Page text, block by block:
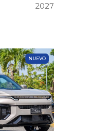
2027
NUEVO